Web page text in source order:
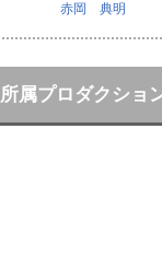
赤岡 典明
所属プロダクショ